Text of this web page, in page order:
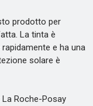
prodotto per
La tinta è
e ha una
solare è
Roche-Posay